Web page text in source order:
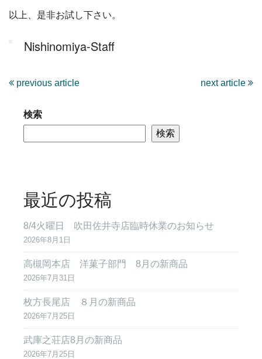
以上、是非お試し下さい。
Nishinomiya-Staff
previous article next article
検索
検索
最近の投稿
8/4火曜日 吹田佐井寺店臨時休業のお知らせ
2026年8月1日
高槻岡本店 洋菓子部門 8月の新商品
2026年7月31日
枚方長尾店 ８月の新商品
2026年7月25日
武庫之荘店8月の新商品
2026年7月25日